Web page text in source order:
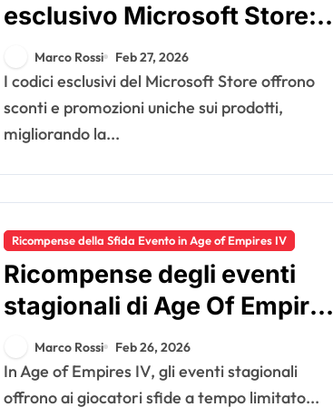
esclusivo Microsoft Store:
Offerte a tempo limitato,
Criteri di idoneità, Processo
di richiesta
Marco Rossi Feb 27, 2026
I codici esclusivi del Microsoft Store offrono
sconti e promozioni uniche sui prodotti,
migliorando la...
Ricompense della Sfida Evento in Age of Empires IV
Ricompense degli eventi
stagionali di Age Of Empires
IV: Sfide a tempo limitato,
Oggetti esclusivi, Criteri di
Marco Rossi Feb 26, 2026
In Age of Empires IV, gli eventi stagionali
offrono ai giocatori sfide a tempo limitato...